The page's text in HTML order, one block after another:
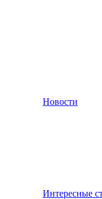
Новости
Интересные